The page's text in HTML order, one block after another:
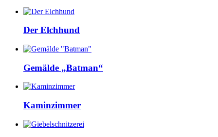
Der Elchhund
Gemälde „Batman“
Kaminzimmer